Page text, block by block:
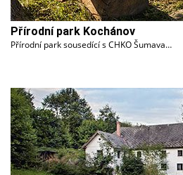
Přírodní park Kochánov
Přírodní park sousedící s CHKO Šumava…